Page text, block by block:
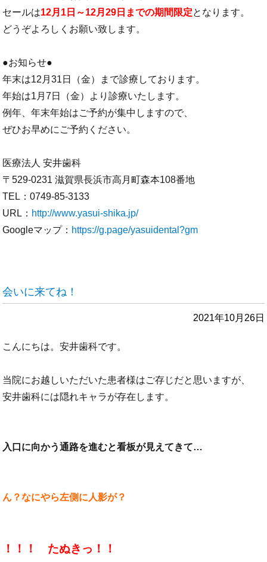
セールは12月1日～12月29日までの期間限定となります。
どうぞよろしくお願い致します。
●お知らせ●
年末は12月31日（金）まで診療しております。
年始は1月7日（金）より診療いたします。
例年、年末年始はご予約が集中しますので、
ぜひお早めにご予約ください。
医療法人 安井歯科
〒529-0231 滋賀県長浜市高月町森本108番地
TEL：0749-85-3133
URL： http://www.yasui-shika.jp/
Googleマップ： https://g.page/yasuidental?gm
会いに来てね！
2021年10月26日
こんにちは。安井歯科です。
当院にお越しいただいた患者様はご存じだと思いますが、
安井歯科には隠れキャラが存在します。
入口に向かう通路を進むと看板が見えてきて…
ん？なにやら左側に人影が？
！！！ たぬきっ！！